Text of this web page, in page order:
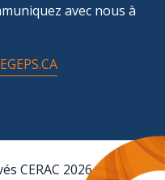
avec nous à
CERAC 2026